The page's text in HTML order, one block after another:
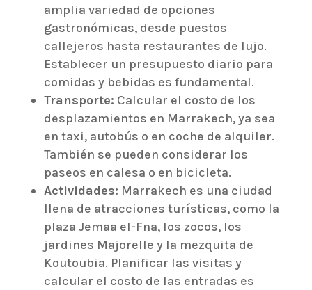
amplia variedad de opciones
gastronómicas, desde puestos
callejeros hasta restaurantes de lujo.
Establecer un presupuesto diario para
comidas y bebidas es fundamental.
Transporte: Calcular el costo de los
desplazamientos en Marrakech, ya sea
en taxi, autobús o en coche de alquiler.
También se pueden considerar los
paseos en calesa o en bicicleta.
Actividades: Marrakech es una ciudad
llena de atracciones turísticas, como la
plaza Jemaa el-Fna, los zocos, los
jardines Majorelle y la mezquita de
Koutoubia. Planificar las visitas y
calcular el costo de las entradas es